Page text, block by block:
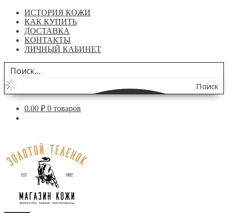
ИСТОРИЯ КОЖИ
КАК КУПИТЬ
ДОСТАВКА
КОНТАКТЫ
ЛИЧНЫЙ КАБИНЕТ
Поиск
по
0.00 ₽ 0 товаров
навигации
содержимому